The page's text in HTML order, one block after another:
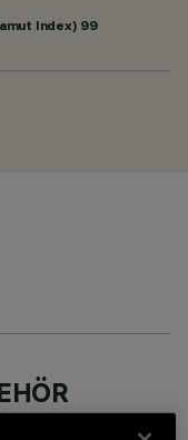
Index) 99
muss eines der erforderlichen